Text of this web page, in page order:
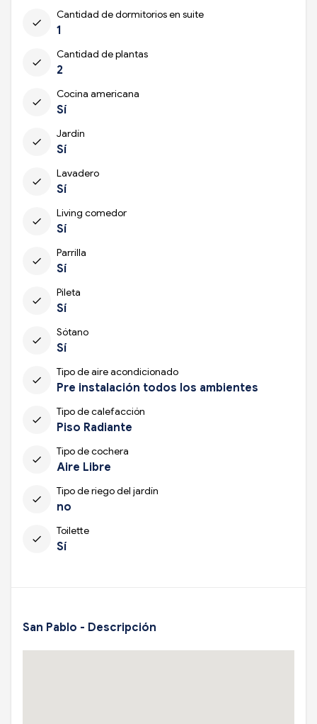
check
Cantidad de dormitorios en suite
1
check
Cantidad de plantas
2
check
Cocina americana
Sí
check
Jardín
Sí
check
Lavadero
Sí
check
Living comedor
Sí
check
Parrilla
Sí
check
Pileta
Sí
check
Sótano
Sí
check
Tipo de aire acondicionado
Pre instalación todos los ambientes
check
Tipo de calefacción
Piso Radiante
check
Tipo de cochera
Aire Libre
check
Tipo de riego del jardín
no
check
Toilette
Sí
San Pablo - Descripción